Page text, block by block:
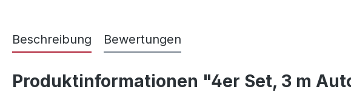
Beschreibung Bewertungen
Produktinformationen "4er Set, 3 m